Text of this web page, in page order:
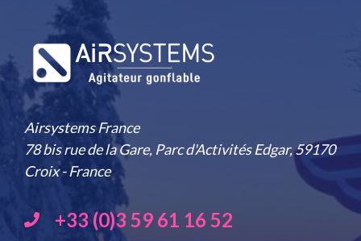
Airsystems France
78 bis rue de la Gare, Parc d'Activités Edgar, 59170
Croix - France
+33 (0)3 59 61 16 52